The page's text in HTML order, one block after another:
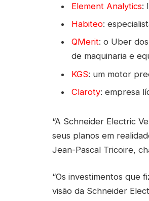
Element Analytics:
Habiteo:
QMerit: o Uber
de maquinaria e
KGS: um motor
Claroty: empresa
“A Schneider Electric
seus planos em
Jean-Pascal Tricoire,
“Os investimentos que
visão da Schneider